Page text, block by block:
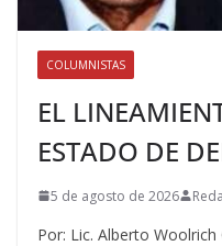
COLUMNISTAS
EL
ESTADO DE
5 de agosto de 2026
Por: Lic. Alberto